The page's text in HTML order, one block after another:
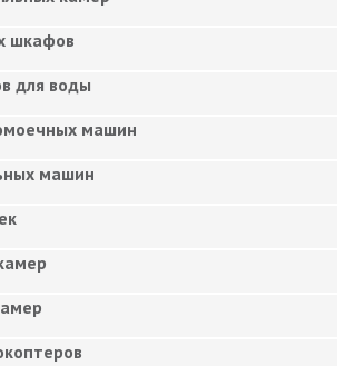
шкафов
для воды
машин
машин